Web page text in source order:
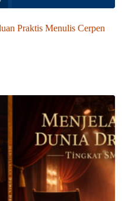
Praktis Menulis Cerpen